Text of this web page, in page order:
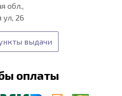
обл.,
26
выдачи
оплаты